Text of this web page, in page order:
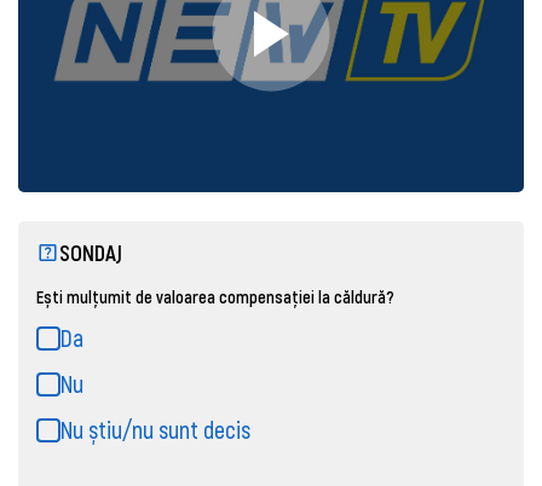
SONDAJ
Ești mulțumit de valoarea compensației la căldură?
Da
Nu
Nu știu/nu sunt decis